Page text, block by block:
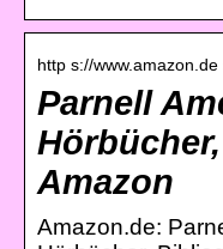
http s://www.amazon.de
Parnell
Amazon
Amazon.de: